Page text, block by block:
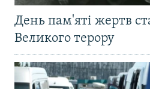
День пам'яті жертв
Великого терору